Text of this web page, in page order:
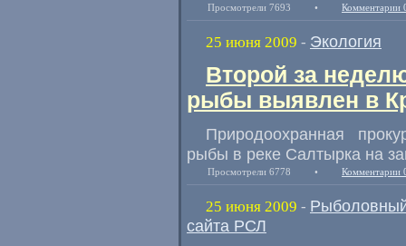
Просмотрели 7693 • Комментарии
25 июня 2009 - Экология
Второй за
рыбы выявлен в
Природоохранная
рыбы в реке Салтырка на
Просмотрели 6778 • Комментарии
25 июня 2009 -
сайта РСЛ